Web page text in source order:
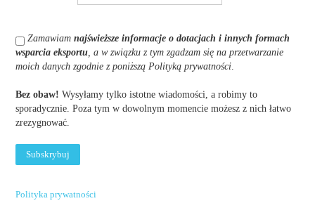
Zamawiamnajświeższe informacje o dotacjach i innych formach
wsparcia eksportu, a w związku z tym zgadzam się na przetwarzanie
moich danych zgodnie z poniższą Polityką prywatności.
Bez obaw! Wysyłamy tylko istotne wiadomości, a robimy to
sporadycznie. Poza tym w dowolnym momencie możesz z nich łatwo
zrezygnować.
Polityka prywatności